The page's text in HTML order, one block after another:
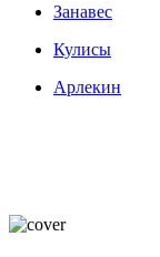
Занавес
Кулисы
Арлекин